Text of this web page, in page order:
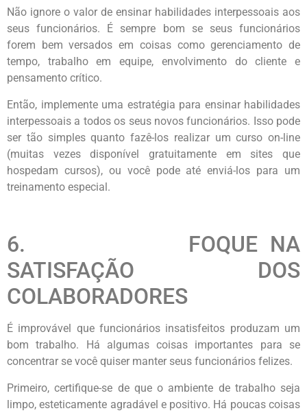
Não ignore o valor de ensinar habilidades interpessoais aos
seus funcionários. É sempre bom se seus funcionários
forem bem versados em coisas como gerenciamento de
tempo, trabalho em equipe, envolvimento do cliente e
pensamento crítico.
Então, implemente uma estratégia para ensinar habilidades
interpessoais a todos os seus novos funcionários. Isso pode
ser tão simples quanto fazê-los realizar um curso on-line
(muitas vezes disponível gratuitamente em sites que
hospedam cursos), ou você pode até enviá-los para um
treinamento especial.
6. FOQUE NA
SATISFAÇÃO DOS
COLABORADORES
É improvável que funcionários insatisfeitos produzam um
bom trabalho. Há algumas coisas importantes para se
concentrar se você quiser manter seus funcionários felizes.
Primeiro, certifique-se de que o ambiente de trabalho seja
limpo, esteticamente agradável e positivo. Há poucas coisas